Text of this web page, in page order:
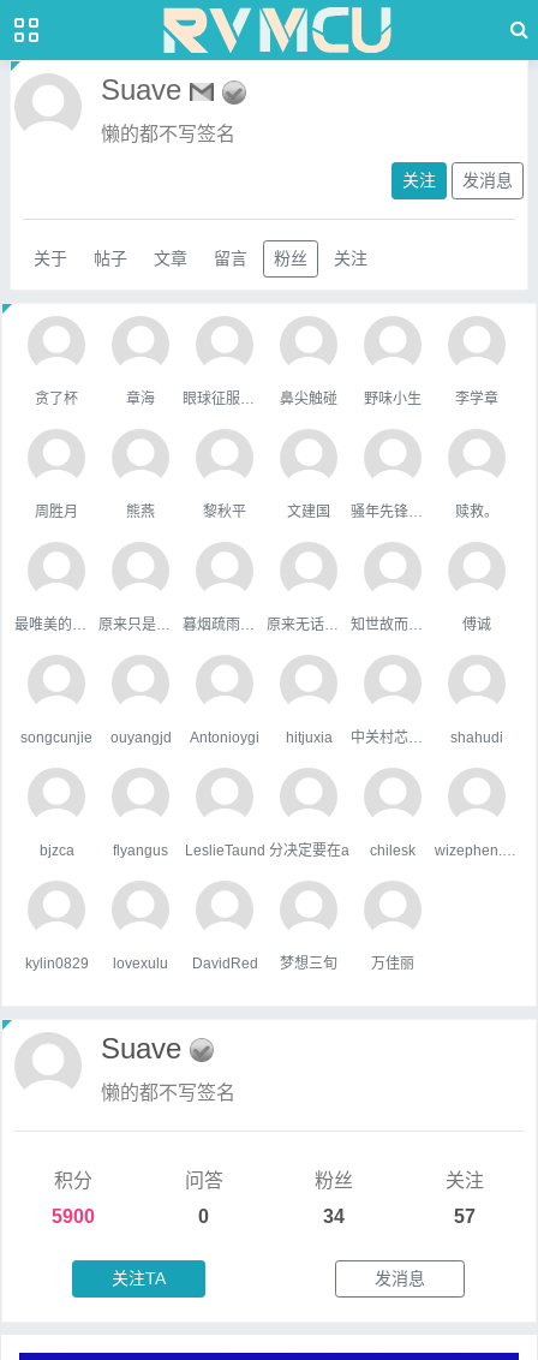
Suave
懒的都不写签名
关注 发消息
关于 帖子 文章 留言 粉丝 关注
贪了杯 章海 鼻尖触碰 野味小生 李学章
周胜月 熊燕 黎秋平 文建国 赎救。
傅诚
songcunjie ouyangjd Antonioygi hitjuxia shahudi
bjzca flyangus LeslieTaund 分决定要在a chilesk
kylin0829 lovexulu DavidRed 梦想三旬 万佳丽
Suave
懒的都不写签名
积分
5900
问答
0
粉丝
34
关注
57
关注TA 发消息